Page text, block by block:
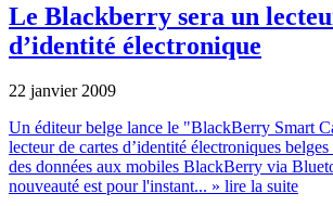
Le Blackberry sera un
d’identité électronique
22 janvier 2009
Un éditeur belge lance le "BlackBerry Smart
lecteur de cartes d’identité électroniques
des données aux mobiles BlackBerry via
nouveauté est pour l'instant... » lire la suite